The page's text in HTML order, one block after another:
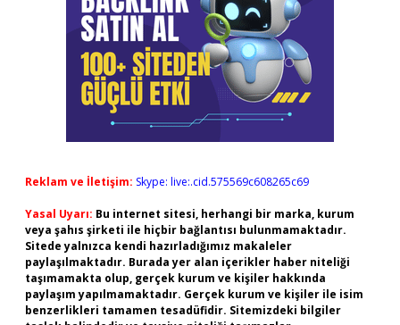
Reklam ve İletişim: Skype: live:.cid.575569c608265c69
Yasal Uyarı: Bu internet sitesi, herhangi bir marka, kurum
veya şahıs şirketi ile hiçbir bağlantısı bulunmamaktadır.
Sitede yalnızca kendi hazırladığımız makaleler
paylaşılmaktadır. Burada yer alan içerikler haber niteliği
taşımamakta olup, gerçek kurum ve kişiler hakkında
paylaşım yapılmamaktadır. Gerçek kurum ve kişiler ile isim
benzerlikleri tamamen tesadüfidir. Sitemizdeki bilgiler